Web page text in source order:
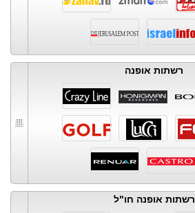
רשתות אופנה
רשתות אופנה חו"ל